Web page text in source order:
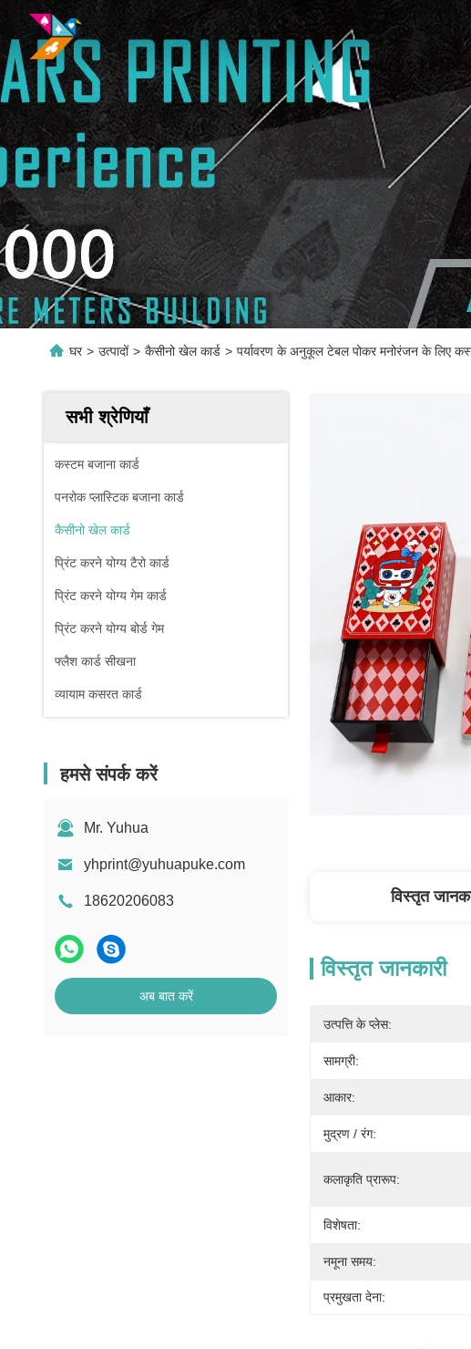
घर > उत्पादों > कैसीनो खेल कार्ड > पर्यावरण के अनुकूल टेबल पोकर मनोरंजन के लिए
सभी श्रेणियाँ
कस्टम बजाना कार्ड
पनरोक प्लास्टिक बजाना कार्ड
कैसीनो खेल कार्ड
प्रिंट करने योग्य टैरो कार्ड
प्रिंट करने योग्य गेम कार्ड
प्रिंट करने योग्य बोर्ड गेम
फ्लैश कार्ड सीखना
व्यायाम कसरत कार्ड
हमसे संपर्क करें
Mr. Yuhua
yhprint@yuhuapuke.com
18620206083
अब बात करें
विस्तृत
विस्तृत जानकारी
उत्पत्ति के प्लेस:
सामग्री:
आकार:
मुद्रण / रंग:
कलाकृति प्रारूप:
विशेषता:
नमूना समय:
प्रमुखता देना: